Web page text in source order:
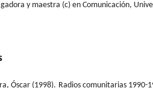
y maestra (c) en Comunicación,
Óscar (1998). Radios comunitarias 1990-